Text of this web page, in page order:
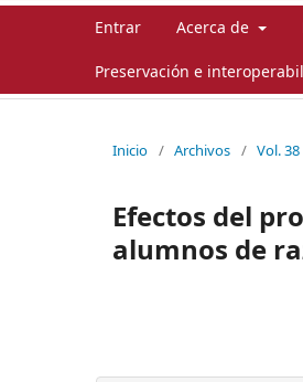
Entrar Acerca de
Preservación e
Inicio / Archivos / Vol.
Efectos del
alumnos de